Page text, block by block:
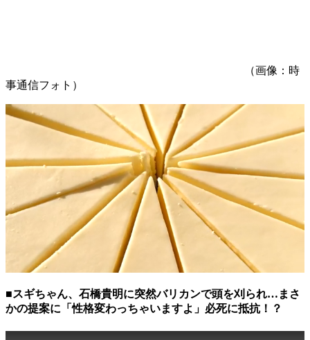
（画像：時
事通信フォト）
■スギちゃん、石橋貴明に突然バリカンで頭を刈られ…まさ
かの提案に「性格変わっちゃいますよ」必死に抵抗！？